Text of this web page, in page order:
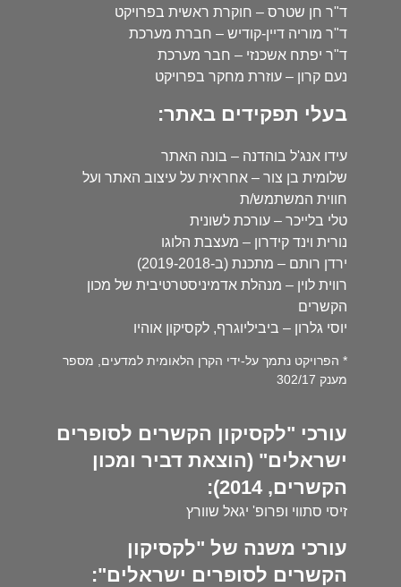
ד"ר חן שטרס – חוקרת ראשית בפרויקט
ד"ר מוריה דיין-קודיש – חברת מערכת
ד"ר יפתח אשכנזי – חבר מערכת
נעם קרון – עוזרת מחקר בפרויקט
בעלי תפקידים באתר:
עידו אנג'ל בוהדנה – בונה האתר
שלומית בן צור – אחראית על עיצוב האתר ועל
חווית המשתמש/ת
טלי בלייכר – עורכת לשונית
נורית וינד קידרון – מעצבת הלוגו
ירדן רותם – מתכנת (ב-2019-2018)
רווית לוין – מנהלת אדמיניסטרטיבית של מכון
הקשרים
יוסי גלרון – ביביליוגרף, לקסיקון אוהיו
* הפרויקט נתמך על-ידי הקרן הלאומית למדעים, מספר
מענק 302/17
עורכי "לקסיקון הקשרים לסופרים
ישראלים" (הוצאת דביר ומכון
הקשרים, 2014):
זיסי סתווי ופרופ' יגאל שוורץ
עורכי משנה של "לקסיקון
הקשרים לסופרים ישראלים":